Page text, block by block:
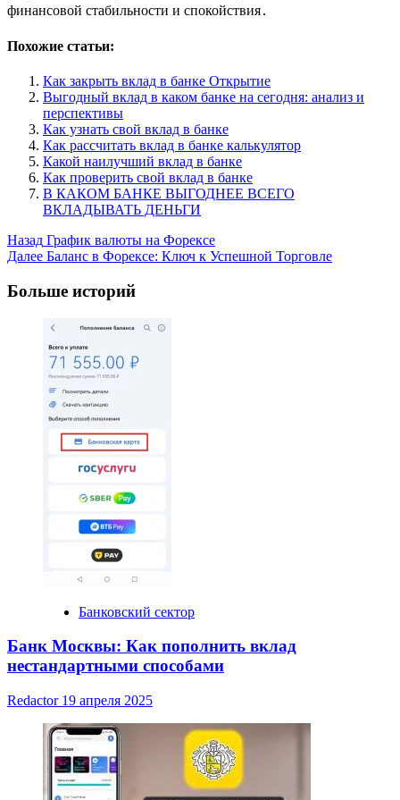
финансовой стабильности и спокойствия․
Похожие статьи:
Как закрыть вклад в банке Открытие
Выгодный вклад в каком банке на сегодня: анализ и
перспективы
Как узнать свой вклад в банке
Как рассчитать вклад в банке калькулятор
Какой наилучший вклад в банке
Как проверить свой вклад в банке
В КАКОМ БАНКЕ ВЫГОДНЕЕ ВСЕГО
ВКЛАДЫВАТЬ ДЕНЬГИ
Post
Navigation
Назад График валюты на Форексе
Далее Баланс в Форексе: Ключ к Успешной Торговле
Больше историй
Банковский сектор
Банк Москвы: Как пополнить вклад
нестандартными способами
Redactor 19 апреля 2025